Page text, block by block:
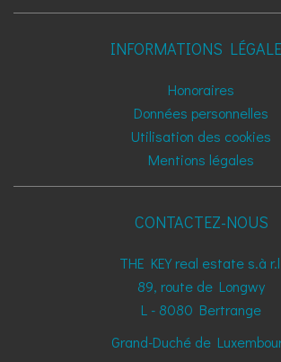
INFORMATIONS
Honoraires
Données personnelles
Utilisation des cookies
Mentions légales
CONTACTEZ-NOUS
THE KEY real estate s.à
89, route de Longwy
L - 8080 Bertrange
Grand-Duché de